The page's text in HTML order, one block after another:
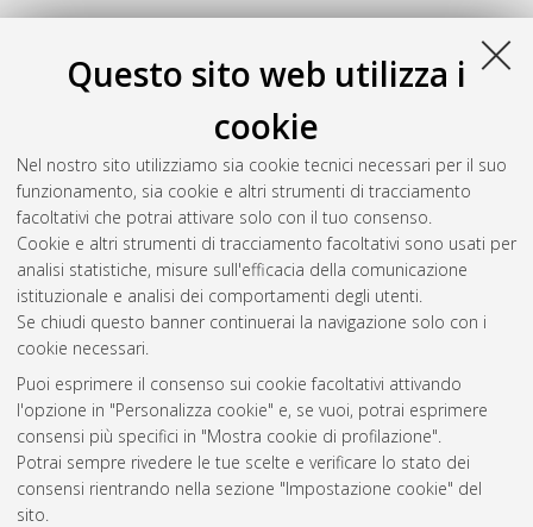
Questo sito web utilizza i
cookie
Nel nostro sito utilizziamo sia cookie tecnici necessari per il suo
funzionamento, sia cookie e altri strumenti di tracciamento
facoltativi che potrai attivare solo con il tuo consenso.
Cookie e altri strumenti di tracciamento facoltativi sono usati per
analisi statistiche, misure sull'efficacia della comunicazione
istituzionale e analisi dei comportamenti degli utenti.
Se chiudi questo banner continuerai la navigazione solo con i
cookie necessari.
Puoi esprimere il consenso sui cookie facoltativi attivando
l'opzione in "Personalizza cookie" e, se vuoi, potrai esprimere
consensi più specifici in "Mostra cookie di profilazione".
Potrai sempre rivedere le tue scelte e verificare lo stato dei
consensi rientrando nella sezione "Impostazione cookie" del
sito.
Gestione del documento:
Atom
Rss 1.0
Rss 2.0